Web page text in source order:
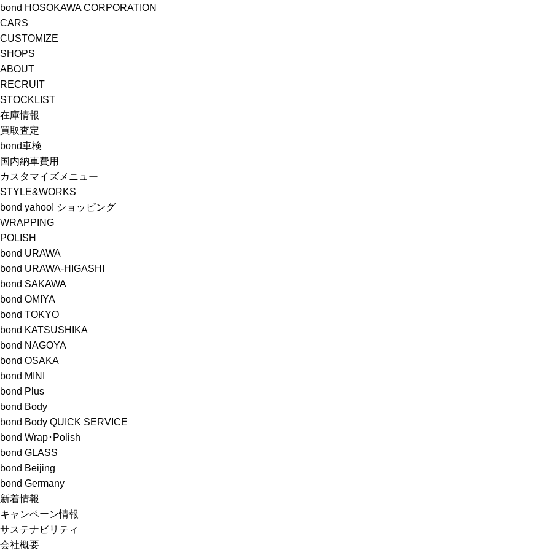
bond HOSOKAWA CORPORATION
CARS
CUSTOMIZE
SHOPS
ABOUT
RECRUIT
STOCKLIST
在庫情報
買取査定
bond車検
国内納車費用
カスタマイズメニュー
STYLE&WORKS
bond yahoo! ショッピング
WRAPPING
POLISH
bond URAWA
bond URAWA-HIGASHI
bond SAKAWA
bond OMIYA
bond TOKYO
bond KATSUSHIKA
bond NAGOYA
bond OSAKA
bond MINI
bond Plus
bond Body
bond Body QUICK SERVICE
bond Wrap･Polish
bond GLASS
bond Beijing
bond Germany
新着情報
キャンペーン情報
サステナビリティ
会社概要